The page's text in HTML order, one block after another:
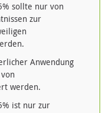
sollte nur von
zur
Anwendung
werden.
ist nur zur